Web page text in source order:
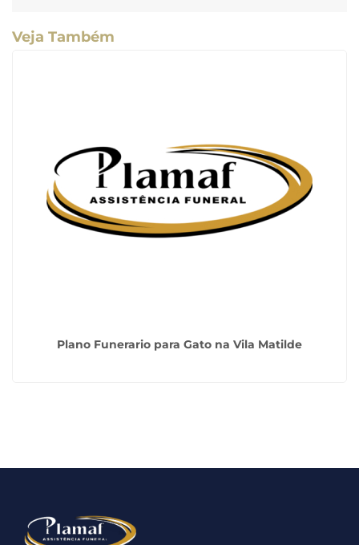
Veja Também
Plano Funerario para Gato na Vila Matilde